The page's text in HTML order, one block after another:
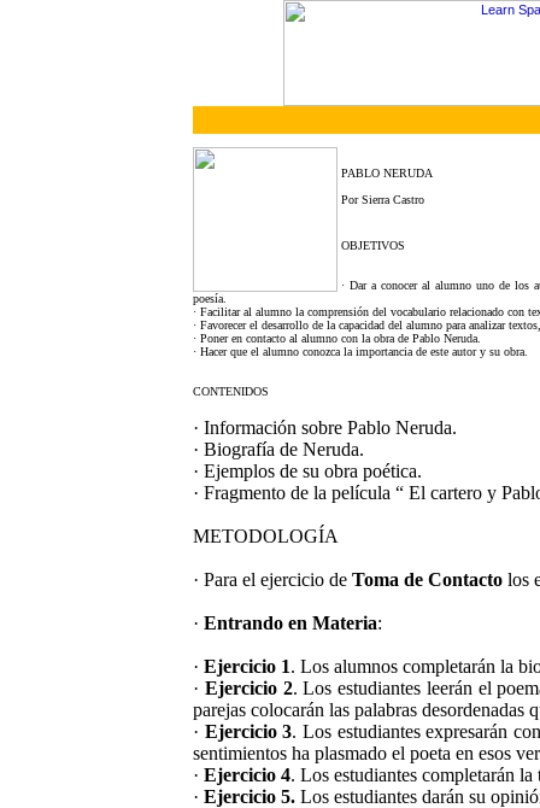
PABLO NERUDA
Por Sierra Castro
OBJETIVOS
· Dar a conocer al alumno uno de los
poesía.
· Facilitar al alumno la comprensión del vocabulario relacionado con
· Favorecer el desarrollo de la capacidad del alumno para analizar
· Poner en contacto al alumno con la obra de Pablo Neruda.
· Hacer que el alumno conozca la importancia de este autor y su obra.
CONTENIDOS
· Información sobre Pablo Neruda.
· Biografía de Neruda.
· Ejemplos de su obra poética.
· Fragmento de la película “ El cartero y
METODOLOGÍA
· Para el ejercicio de Toma de Contacto los
· Entrando en Materia:
· Ejercicio 1. Los alumnos completarán la
· Ejercicio 2. Los estudiantes leerán el
parejas colocarán las palabras desordenadas
· Ejercicio 3. Los estudiantes expresarán
sentimientos ha plasmado el poeta en esos
· Ejercicio 4. Los estudiantes completarán
· Ejercicio 5. Los estudiantes darán su